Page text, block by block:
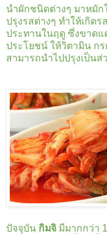
นำผักชนิดต่างๆ มาหมัก
ปรุงรสต่างๆ ทำให้เกิด
ประทานในฤดู ซึ่งขาด
ประโยชน์ ให้วิตามิน ก
สามารถนำไปปรุงเป็น
ปัจจุบัน กิมจิ มีมากกว่า